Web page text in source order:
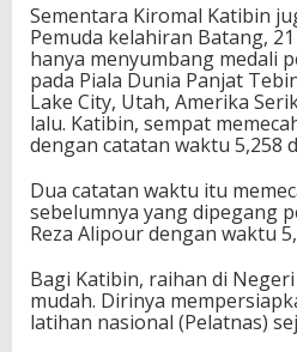
Sementara Kiromal Katibin
Pemuda kelahiran Batang,
hanya menyumbang medali
pada Piala Dunia Panjat
Lake City, Utah, Amerika
lalu. Katibin, sempat
dengan catatan waktu 5,258
Dua catatan waktu itu
sebelumnya yang dipegang
Reza Alipour dengan waktu
Bagi Katibin, raihan di
mudah. Dirinya
latihan nasional (Pelatnas)